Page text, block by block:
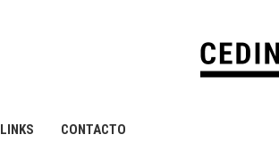
LINKS CONTACTO